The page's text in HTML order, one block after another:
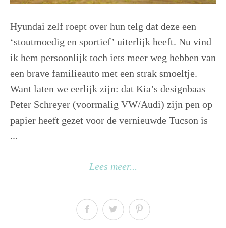
Hyundai zelf roept over hun telg dat deze een
‘stoutmoedig en sportief’ uiterlijk heeft. Nu vind
ik hem persoonlijk toch iets meer weg hebben van
een brave familieauto met een strak smoeltje.
Want laten we eerlijk zijn: dat Kia’s designbaas
Peter Schreyer (voormalig VW/Audi) zijn pen op
papier heeft gezet voor de vernieuwde Tucson is
...
Lees meer...